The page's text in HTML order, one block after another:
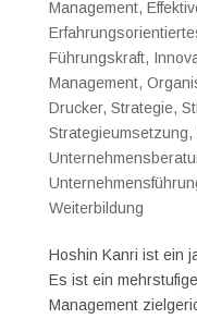
Management,
Führungskraft,
Management,
Drucker, Strategie,
Strategieumsetzung,
Weiterbildung
Hoshin Kanri ist ein
Es ist ein
Management